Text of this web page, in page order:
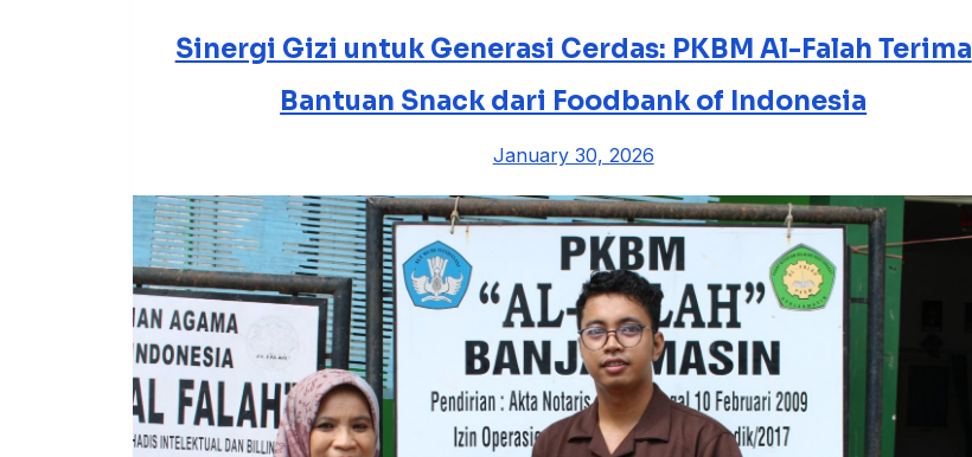
Sinergi Gizi untuk Generasi Cerdas: PKBM Al-Falah Terima
Bantuan Snack dari Foodbank of Indonesia
January 30, 2026